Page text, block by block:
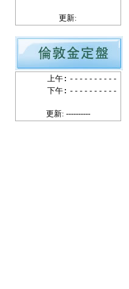
更新:
上午: ----------
下午: ----------
更新: ----------